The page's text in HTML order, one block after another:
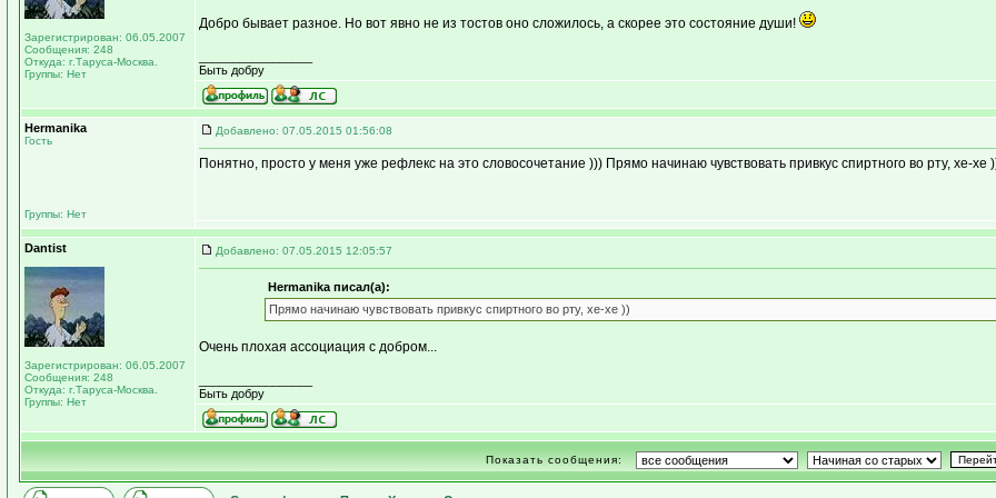
Зарегистрирован: 06.05.2007
Сообщения: 248
Откуда: г.Таруса-Москва.
Группы: Нет
Добро бывает разное. Но вот явно не из тостов оно сложилось, а скорее это состояние души!
Быть добру
Hermanika
Гость
Группы: Нет
Добавлено: 07.05.2015 01:56:08
Понятно, просто у меня уже рефлекс на это словосочетание ))) Прямо начинаю чувствовать привкус спиртного во рту, хе-хе
Dantist
Зарегистрирован: 06.05.2007
Сообщения: 248
Откуда: г.Таруса-Москва.
Группы: Нет
Добавлено: 07.05.2015 12:05:57
Hermanika писал(а):
Прямо начинаю чувствовать привкус спиртного во рту, хе-хе ))
Очень плохая ассоциация с добром...
Быть добру
Показать сообщения: